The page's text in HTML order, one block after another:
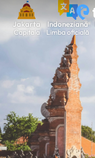
Jakarta
Capitala
Indoneziană
Limba oficială